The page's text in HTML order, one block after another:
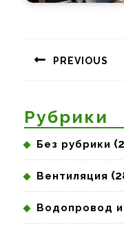
записям
PREVIOUS
Рубрики
Без рубрики
Вентиляция
Водопровод